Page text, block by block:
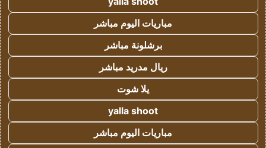
مباريات اليوم مباشر
برشلونة مباشر
ريال مدريد مباشر
يلا شوت
yalla shoot
مباريات اليوم مباشر